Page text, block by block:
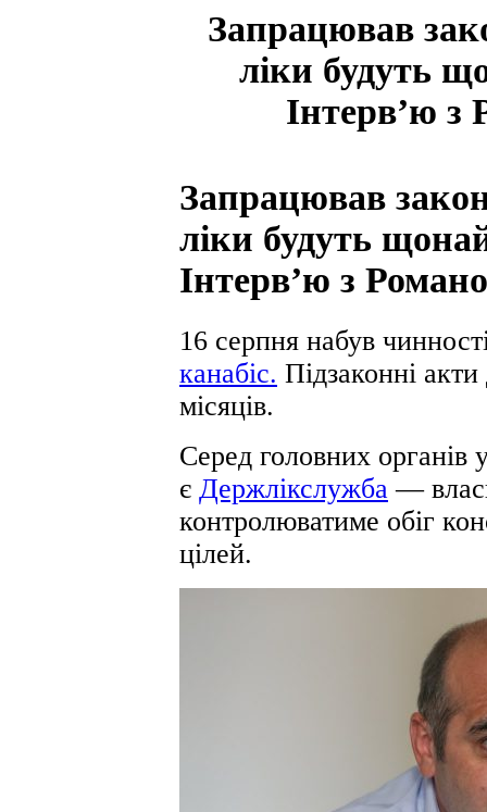
Запрацював
ліки будуть
Інтерв’ю з
Запрацював
ліки будуть
Інтерв’ю з
16 серпня набув
канабіс. Підзаконні
місяців.
Серед головних органів
є Держлікслужба —
контролюватиме обіг
цілей.